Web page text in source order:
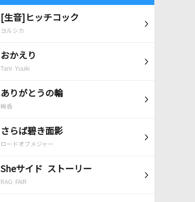
[生音]ヒッチコック
ヨルシカ
おかえり
Tani Yuuki
ありがとうの輪
絢香
さらば碧き面影
ロードオブメジャー
Sheサイド ストーリー
RAG FAIR